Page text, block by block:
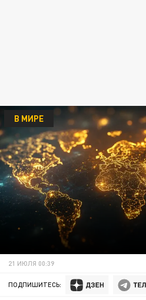
В МИРЕ
21 ИЮЛЯ 00:39
ПОДПИШИТЕСЬ: